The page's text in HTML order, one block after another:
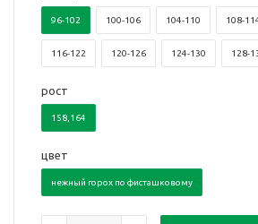
96-102 100-106 104-110 108-
116-122 120-126 124-130 128-
рост
158,164
цвет
нежный горох по фисташковому